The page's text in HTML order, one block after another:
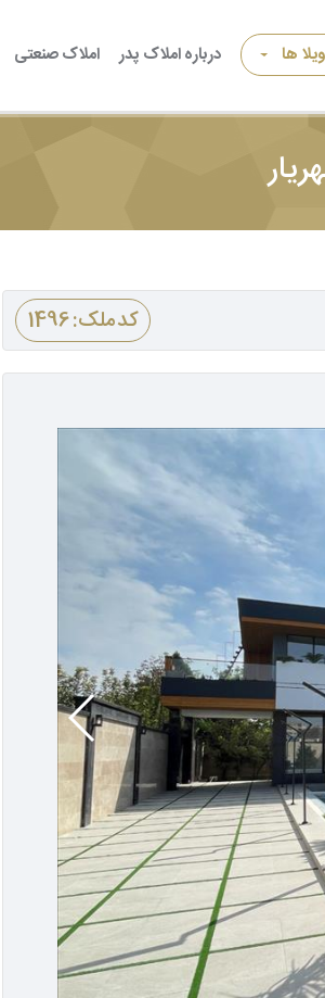
ها درباره املاک پدر املاک صنعتی
کد ملک: 1496